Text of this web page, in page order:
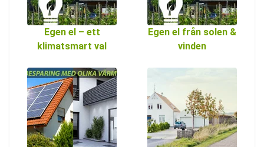
Egen el – ett
klimatsmart val
Egen el från solen &
vinden